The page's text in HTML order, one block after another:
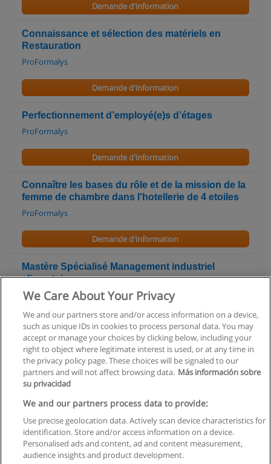
Demande d'information
Connaissance et sélection des matériels en
Restauration
ProFormalys
Demande d'information
Perfectionnement d’employé(e)s d’étages
ProFormalys
Demande d'information
Connaître les bases du rôle et de la mission de la
femme de chambre dans l'hotellerie de 4 etoiles
ProFormalys
Demande d'information
Mastère Spécialisé Management industriel
alimentaire
AgroParisTech - Institut des sciences et industries du vivant et
Demande d'information
Règles d'utilisation
Confidentialité des données
Contacter Educaedu
We Care About Your Privacy
We and our partners store and/or access information on a device,
such as unique IDs in cookies to process personal data. You may
accept or manage your choices by clicking below, including your
right to object where legitimate interest is used, or at any time in
the privacy policy page. These choices will be signaled to our
partners and will not affect browsing data. Más información sobre
su privacidad
We and our partners process data to provide:
Use precise geolocation data. Actively scan device characteristics for
identification. Store and/or access information on a device.
Personalised ads and content, ad and content measurement,
audience insights and product development.